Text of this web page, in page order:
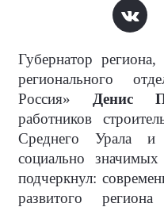
Губернатор региона,
регионального
Россия» Денис
работников
Среднего Урала и
социально
подчеркнул:
развитого